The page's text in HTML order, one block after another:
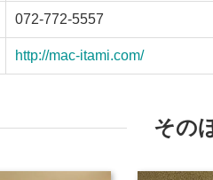
072-772-5557
http://mac-itami.com/
その